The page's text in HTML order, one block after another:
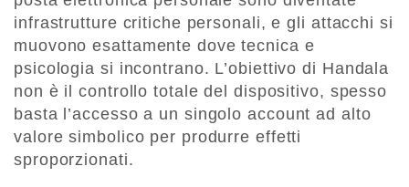
infrastrutture critiche personali, e gli attacchi si
muovono esattamente dove tecnica e
psicologia si incontrano. L’obiettivo di Handala
non è il controllo totale del dispositivo, spesso
basta l’accesso a un singolo account ad alto
valore simbolico per produrre effetti
sproporzionati.